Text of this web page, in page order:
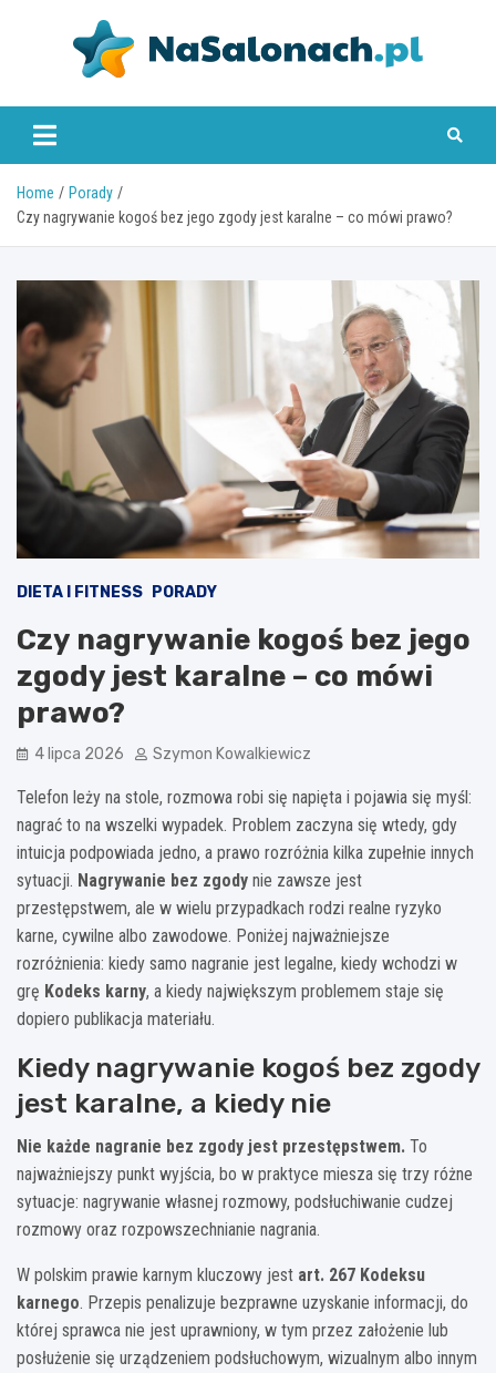
nasalonach.pl
Home
Porady
Czy nagrywanie kogoś bez jego zgody jest karalne – co mówi prawo?
DIETA I FITNESS PORADY
Czy nagrywanie kogoś bez jego
zgody jest karalne – co mówi
prawo?
4 lipca 2026 Szymon Kowalkiewicz
Telefon leży na stole, rozmowa robi się napięta i pojawia się myśl:
nagrać to na wszelki wypadek. Problem zaczyna się wtedy, gdy
intuicja podpowiada jedno, a prawo rozróżnia kilka zupełnie innych
sytuacji. Nagrywanie bez zgody nie zawsze jest
przestępstwem, ale w wielu przypadkach rodzi realne ryzyko
karne, cywilne albo zawodowe. Poniżej najważniejsze
rozróżnienia: kiedy samo nagranie jest legalne, kiedy wchodzi w
grę Kodeks karny, a kiedy największym problemem staje się
dopiero publikacja materiału.
Kiedy nagrywanie kogoś bez zgody
jest karalne, a kiedy nie
Nie każde nagranie bez zgody jest przestępstwem. To
najważniejszy punkt wyjścia, bo w praktyce miesza się trzy różne
sytuacje: nagrywanie własnej rozmowy, podsłuchiwanie cudzej
rozmowy oraz rozpowszechnianie nagrania.
W polskim prawie karnym kluczowy jest art. 267 Kodeksu
karnego. Przepis penalizuje bezprawne uzyskanie informacji, do
której sprawca nie jest uprawniony, w tym przez założenie lub
posłużenie się urządzeniem podsłuchowym, wizualnym albo innym